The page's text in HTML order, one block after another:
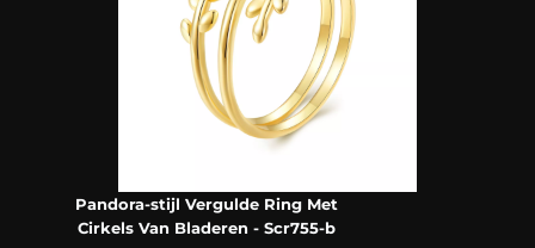
Pandora-stijl Vergulde Ring Met
Cirkels Van Bladeren - Scr755-b